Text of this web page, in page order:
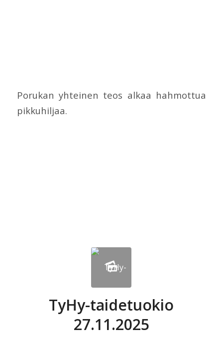
Porukan yhteinen teos alkaa hahmottua
pikkuhiljaa.
TyHy-taidetuokio
27.11.2025